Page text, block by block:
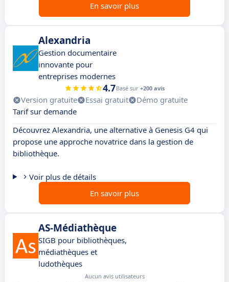
En savoir plus
Alexandria
Gestion documentaire
innovante pour
entreprises modernes
4.7Basé sur +200 avis
Version gratuite Essai gratuit
Démo gratuite
Tarif sur demande
Découvrez Alexandria, une alternative à Genesis G4 qui
propose une approche novatrice dans la gestion de
bibliothèque.
Voir plus de détails
En savoir plus
AS-Médiathèque
SIGB pour bibliothèques,
médiathèques et
ludothèques
Aucun avis utilisateurs